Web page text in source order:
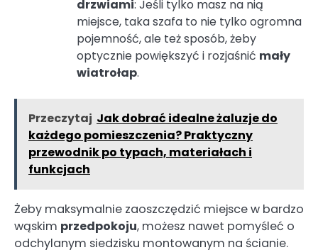
drzwiami: Jeśli tylko masz na nią
miejsce, taka szafa to nie tylko ogromna
pojemność, ale też sposób, żeby
optycznie powiększyć i rozjaśnić mały
wiatrołap.
Przeczytaj Jak dobrać idealne żaluzje do
każdego pomieszczenia? Praktyczny
przewodnik po typach, materiałach i
funkcjach
Żeby maksymalnie zaoszczędzić miejsce w bardzo
wąskim przedpokoju, możesz nawet pomyśleć o
odchylanym siedzisku montowanym na ścianie.